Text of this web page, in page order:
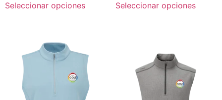
Seleccionar opciones Seleccionar opciones